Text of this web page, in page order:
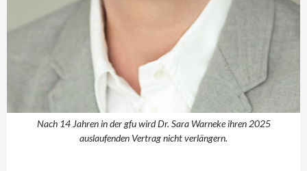
Nach 14 Jahren in der gfu wird Dr. Sara Warneke ihren 2025
auslaufenden Vertrag nicht verlängern.